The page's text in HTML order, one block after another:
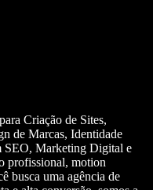
Criação de Sites,
de Marcas, Identidade
SEO, Marketing Digital e
profissional, motion
busca uma agência de